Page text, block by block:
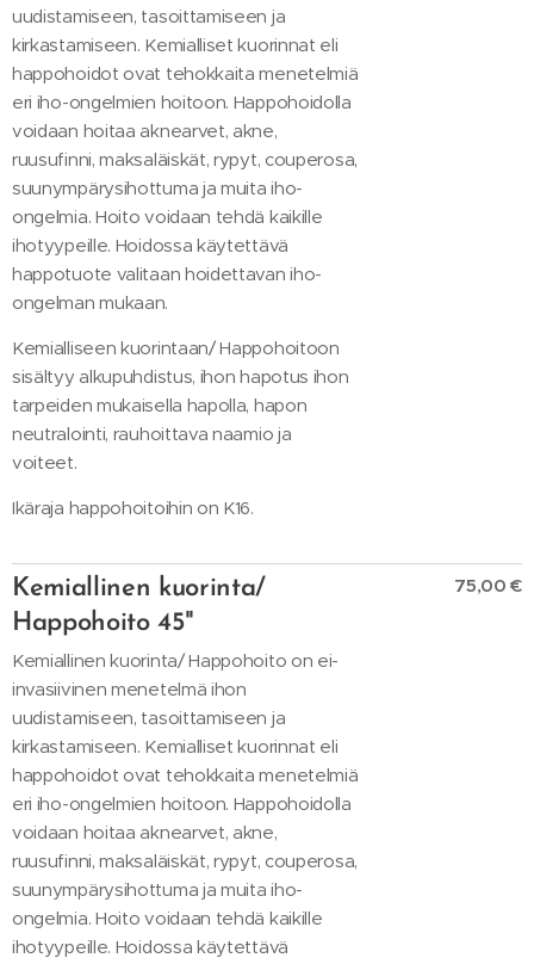
uudistamiseen, tasoittamiseen ja
kirkastamiseen. Kemialliset kuorinnat eli
happohoidot ovat tehokkaita menetelmiä
eri iho-ongelmien hoitoon. Happohoidolla
voidaan hoitaa aknearvet, akne,
ruusufinni, maksaläiskät, rypyt, couperosa,
suunympärysihottuma ja muita iho-
ongelmia. Hoito voidaan tehdä kaikille
ihotyypeille. Hoidossa käytettävä
happotuote valitaan hoidettavan iho-
ongelman mukaan.
Kemialliseen kuorintaan/ Happohoitoon
sisältyy alkupuhdistus, ihon hapotus ihon
tarpeiden mukaisella hapolla, hapon
neutralointi, rauhoittava naamio ja
voiteet.
Ikäraja happohoitoihin on K16.
Kemiallinen kuorinta/
Happohoito 45"
Kemiallinen kuorinta/ Happohoito on ei-
invasiivinen menetelmä ihon
uudistamiseen, tasoittamiseen ja
kirkastamiseen. Kemialliset kuorinnat eli
happohoidot ovat tehokkaita menetelmiä
eri iho-ongelmien hoitoon. Happohoidolla
voidaan hoitaa aknearvet, akne,
ruusufinni, maksaläiskät, rypyt, couperosa,
suunympärysihottuma ja muita iho-
ongelmia. Hoito voidaan tehdä kaikille
ihotyypeille. Hoidossa käytettävä
75,00 €